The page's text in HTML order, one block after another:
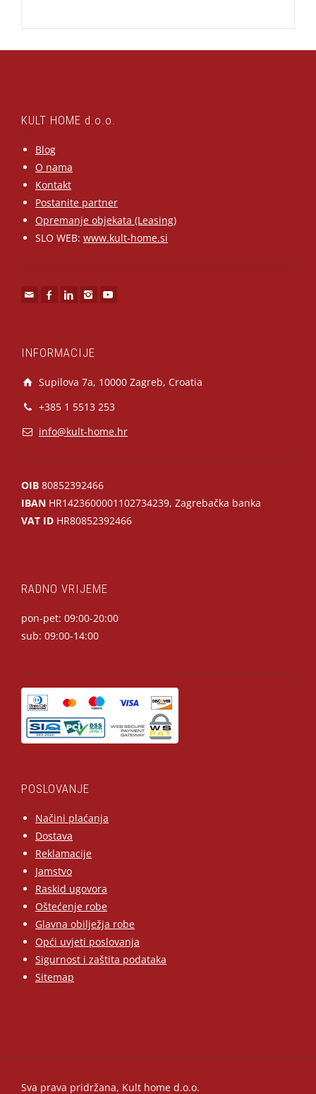
KULT HOME d.o.o.
Blog
O nama
Kontakt
Postanite partner
Opremanje objekata (Leasing)
SLO WEB: www.kult-home.si
INFORMACIJE
Supilova 7a, 10000 Zagreb, Croatia
+385 1 5513 253
info@kult-home.hr
OIB 80852392466
IBAN HR1423600001102734239, Zagrebačka banka
VAT ID HR80852392466
RADNO VRIJEME
pon-pet: 09:00-20:00
sub: 09:00-14:00
POSLOVANJE
Načini plaćanja
Dostava
Reklamacije
Jamstvo
Raskid ugovora
Oštećenje robe
Glavna obilježja robe
Opći uvjeti poslovanja
Sigurnost i zaštita podataka
Sitemap
Sva prava pridržana, Kult home d.o.o.